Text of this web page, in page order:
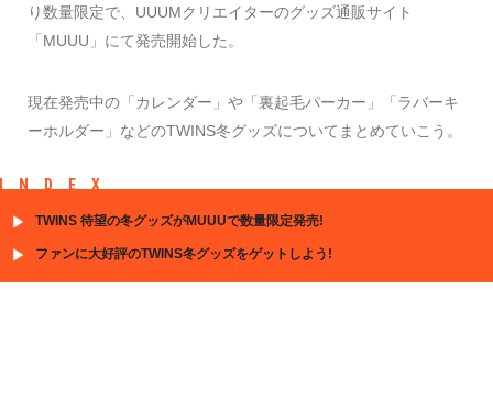
り数量限定で、UUUMクリエイターのグッズ通販サイト
「MUUU」にて発売開始した。
現在発売中の「カレンダー」や「裏起毛パーカー」「ラバーキ
ーホルダー」などのTWINS冬グッズについてまとめていこう。
INDEX
TWINS 待望の冬グッズがMUUUで数量限定発売!
ファンに大好評のTWINS冬グッズをゲットしよう!